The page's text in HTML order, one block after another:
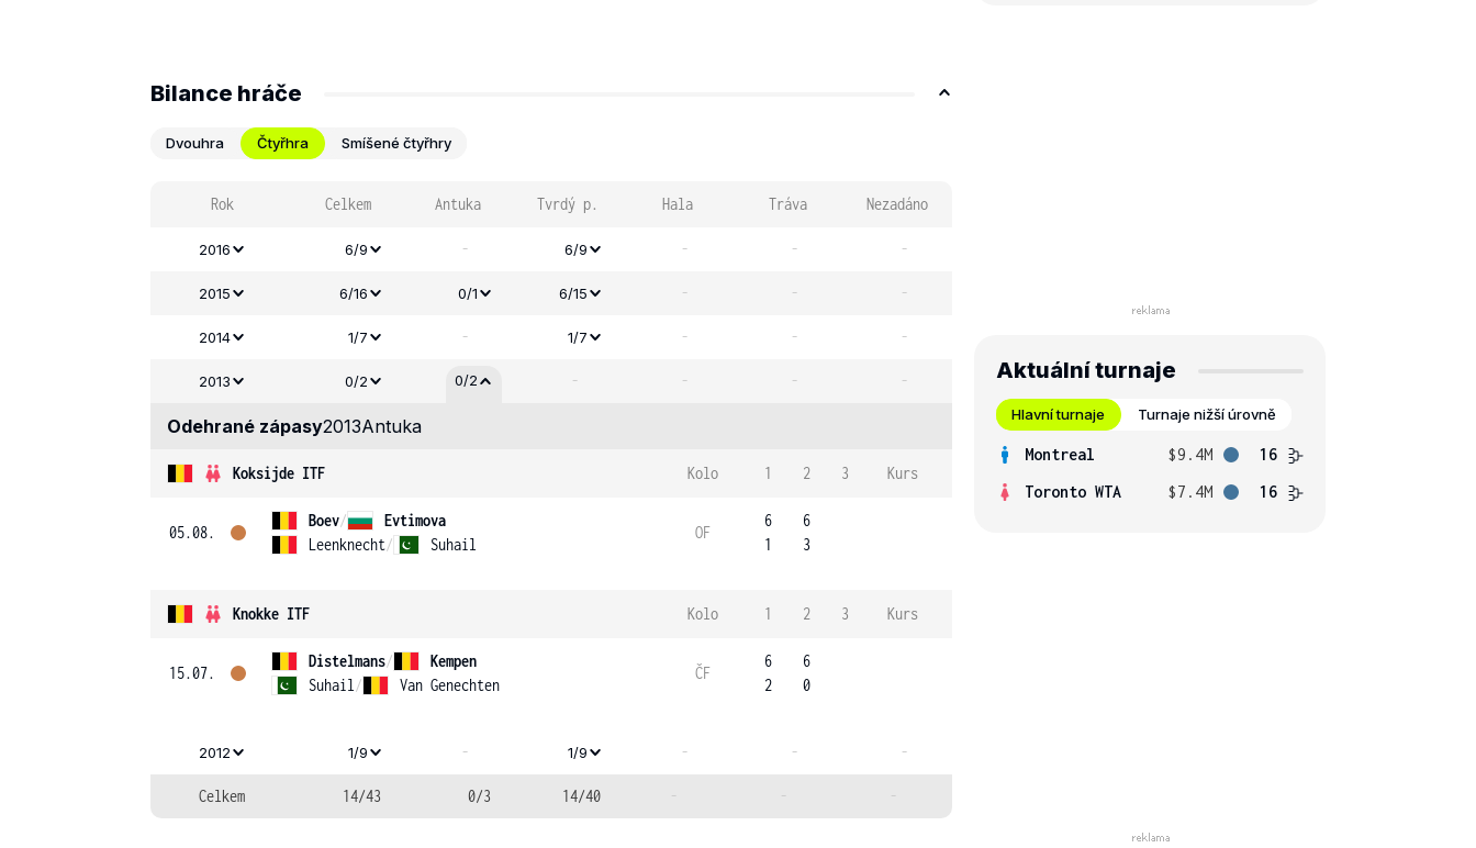
Bilance hráče
Dvouhra Čtyřhra Smíšené čtyřhry
Rok Celkem Antuka Tvrdý p. Hala Tráva Nezadáno
2016 6/9 - 6/9 - - -
2015 6/16 0/1 6/15 - - -
2014 1/7 - 1/7 - - -
2013 0/2 0/2 - - - -
Odehrané zápasy2013Antuka
Koksijde ITF Kolo 1 2 3 Kurs
05.08.
Boev/
Evtimova
Leenknecht/ Suhail
OF
6
1
6
3
Knokke ITF Kolo 1 2 3 Kurs
15.07.
Distelmans/
Kempen
Suhail / Van Genechten
ČF
6
2
6
0
2012 1/9 - 1/9 - - -
Celkem 14/43 0/3 14/40 - - -
Aktuální turnaje
Hlavní turnaje Turnaje nižší úrovně
Montreal $9.4M
16
Toronto WTA
$7.4M 16